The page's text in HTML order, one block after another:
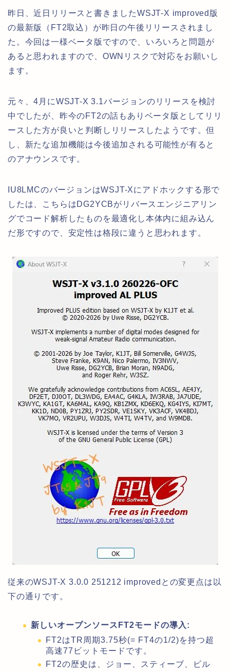
昨日、近日リリースと書きましたWSJT-X improved版
の最新版（FT2取込）が昨日の午後リリースされまし
た。今回は一様ベータ版ですので、いろいろと問題が
あると思われますので、OWNリスクで対応をお願いし
ます。
元々、4月にWSJT-X 3.1バージョンのリリースを検討
中でしたが、昨今のFT2の話もありベータ版としてリリ
ースした方が良いと判断しリリースしたようです。但
し、新たな追加機能は今後追加される可能性が有ると
のアナウンスです。
IU8LMCのバージョンはWSJT-Xにアドホックする形で
したは、こちらはDG2YCBがリバースエンジニアリン
グでコード解析したものを最適化し本体内に組み込ん
だ形ですので、安定性は格段に違うと思われます。
従来のWSJT-X 3.0.0 251212 improvedとの変更点は以
下の通りです。
新しいオープンソースFT2モードの導入:
FT2はTR周期3.75秒(= FT4の1/2)を持つ超
高速77ビットモードです。
FT2の歴史は、ジョー、スティーブ、ビル